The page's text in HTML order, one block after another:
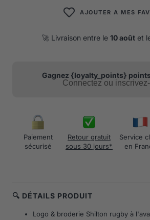
AJOUTER A MES
🚀 Livraison entre le 10 août et
Gagnez {loyalty_points}
Connectez ou
Paiement
sécurisé
Retour gratuit
sous 30 jours*
Service
en
🔍 DÉTAILS PRODUIT
Logo & broderie Shilton rugby à